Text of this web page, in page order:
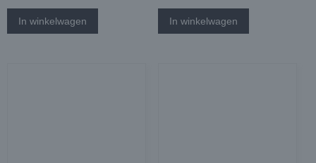
In winkelwagen In winkelwagen